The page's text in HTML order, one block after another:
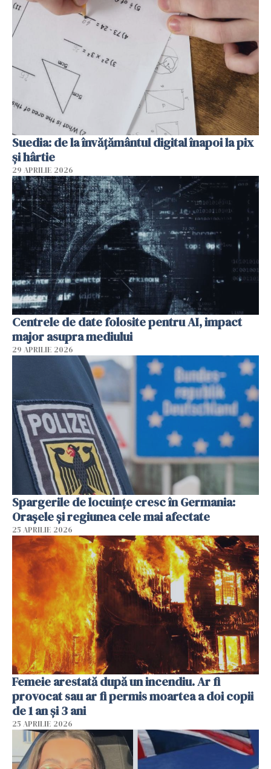
Suedia: de la învățământul digital înapoi la pix
și hârtie
29 APRILIE 2026
Centrele de date folosite pentru AI, impact
major asupra mediului
29 APRILIE 2026
Spargerile de locuințe cresc în Germania:
Orașele și regiunea cele mai afectate
25 APRILIE 2026
Femeie arestată după un incendiu. Ar fi
provocat sau ar fi permis moartea a doi copii
de 1 an și 3 ani
25 APRILIE 2026